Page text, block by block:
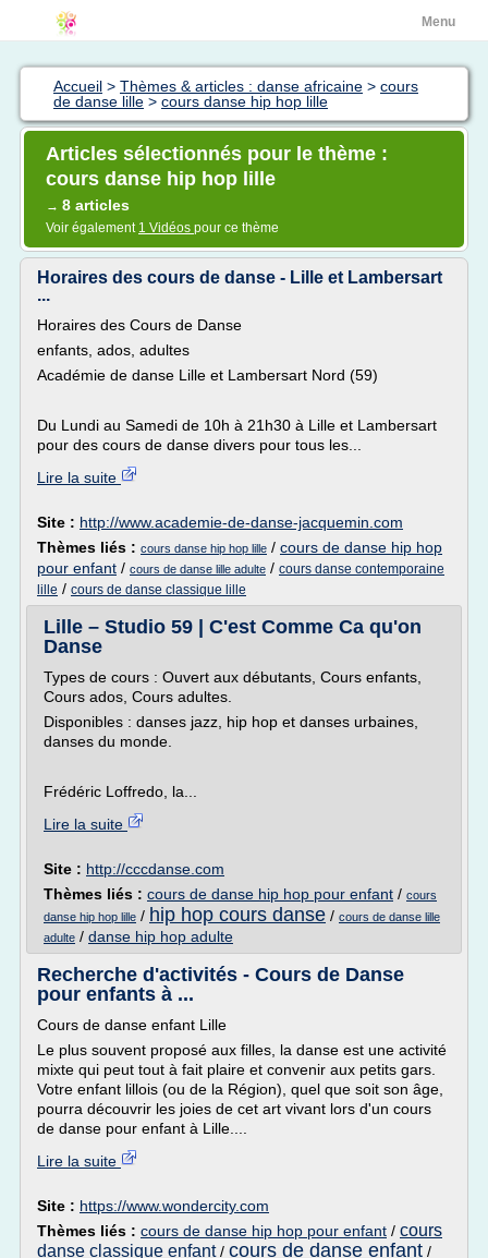
Menu
Accueil > Thèmes & articles : danse africaine > cours
de danse lille > cours danse hip hop lille
Articles sélectionnés pour le thème :
cours danse hip hop lille
→ 8 articles
Voir également 1 Vidéos pour ce thème
Horaires des cours de danse - Lille et Lambersart
...
Horaires des Cours de Danse
enfants, ados, adultes
Académie de danse Lille et Lambersart Nord (59)
Du Lundi au Samedi de 10h à 21h30 à Lille et Lambersart
pour des cours de danse divers pour tous les...
Lire la suite
Site : http://www.academie-de-danse-jacquemin.com
Thèmes liés : cours danse hip hop lille / cours de danse hip hop
pour enfant / cours de danse lille adulte / cours danse contemporaine
lille / cours de danse classique lille
Lille – Studio 59 | C'est Comme Ca qu'on
Danse
Types de cours : Ouvert aux débutants, Cours enfants,
Cours ados, Cours adultes.
Disponibles : danses jazz, hip hop et danses urbaines,
danses du monde.
Frédéric Loffredo, la...
Lire la suite
Site : http://cccdanse.com
Thèmes liés : cours de danse hip hop pour enfant / cours
danse hip hop lille / hip hop cours danse / cours de danse lille
adulte / danse hip hop adulte
Recherche d'activités - Cours de Danse
pour enfants à ...
Cours de danse enfant Lille
Le plus souvent proposé aux filles, la danse est une activité
mixte qui peut tout à fait plaire et convenir aux petits gars.
Votre enfant lillois (ou de la Région), quel que soit son âge,
pourra découvrir les joies de cet art vivant lors d'un cours
de danse pour enfant à Lille....
Lire la suite
Site : https://www.wondercity.com
Thèmes liés : cours de danse hip hop pour enfant / cours
danse classique enfant/ cours de danse enfant /